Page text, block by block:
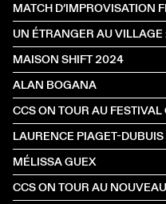
MATCH D’IMPROVISATION
MAISON SHIFT 2024
ALAN BOGANA
LAURENCE PIAGET-DUBUIS
MÉLISSA GUEX